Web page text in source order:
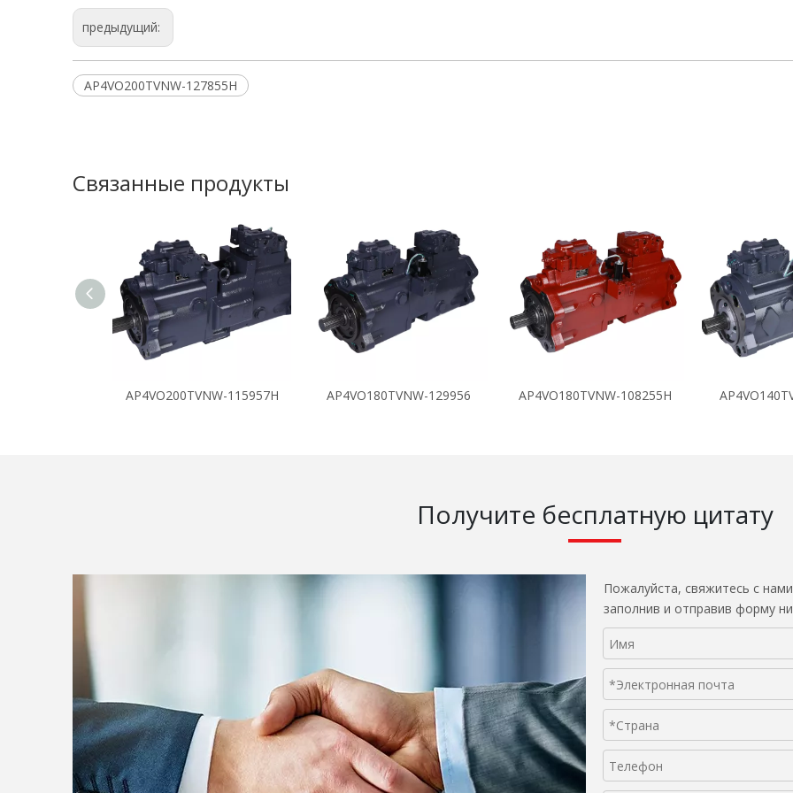
предыдущий:
AP4VO200TVNW-127855H
Связанные продукты
AP4VO200TVNW-115957H AP4VO180TVNW-129956 AP4VO180TVNW-108255H
Получите бесплатную цитату
Пожалуйста, свяжитесь с
заполнив и отправив форму